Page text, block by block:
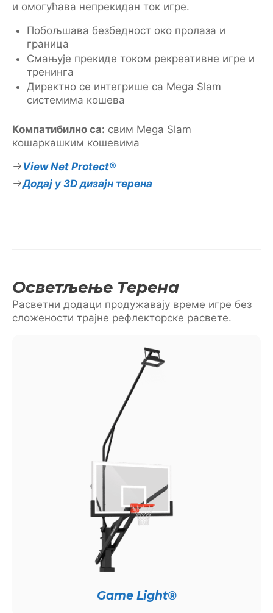
и омогућава непрекидан ток игре.
Побољшава безбедност око пролаза и
граница
Смањује прекиде током рекреативне игре и
тренинга
Директно се интегрише са Mega Slam
системима кошева
Компатибилно са: свим Mega Slam
кошаркашким кошевима
View Net Protect®
Додај у 3D дизајн терена
Осветљење Терена
Расветни додаци продужавају време игре без
сложености трајне рефлекторске расвете.
Game Light®